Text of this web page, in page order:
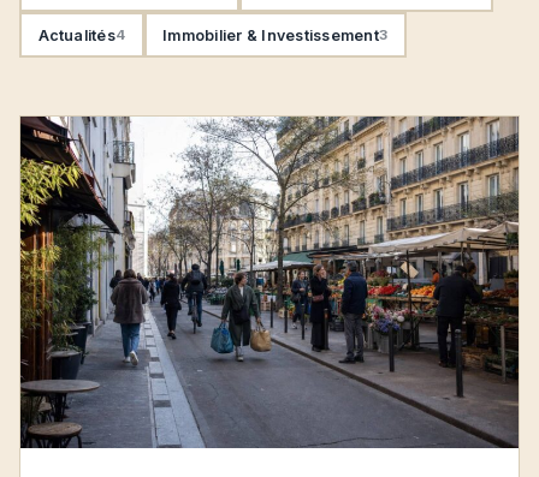
Actualités4 Immobilier & Investissement3